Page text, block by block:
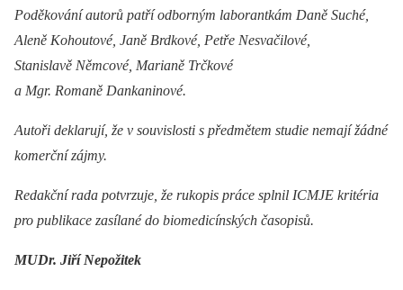
Poděkování autorů patří odborným laborantkám Daně Suché,
Aleně Kohoutové, Janě Brdkové, Petře Nesvačilové,
Stanislavě Němcové, Marianě Trčkové
a Mgr. Romaně Dankaninové.
Autoři deklarují, že v souvislosti s předmětem studie nemají žádné
komerční zájmy.
Redakční rada potvrzuje, že rukopis práce splnil ICMJE kritéria
pro publikace zasílané do biomedicínských časopisů.
MUDr. Jiří Nepožitek